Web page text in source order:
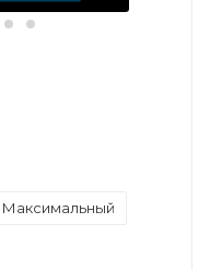
Максимальный